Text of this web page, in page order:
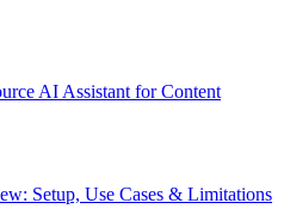
AI Assistant for Content
Setup, Use Cases & Limitations